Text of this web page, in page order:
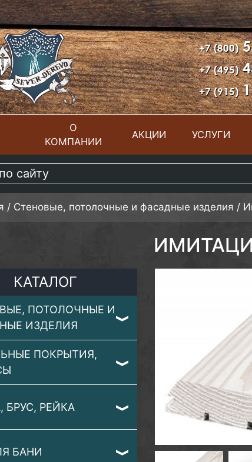
+7 (800)
+7 (495)
+7 (915)
О
КОМПАНИИ
АКЦИИ УСЛУГИ
/ Стеновые, потолочные и фасадные изделия /
КАТАЛОГ
ПОТОЛОЧНЫЕ И
ИЗДЕЛИЯ
ПОКРЫТИЯ,
БРУС, РЕЙКА
БАНИ